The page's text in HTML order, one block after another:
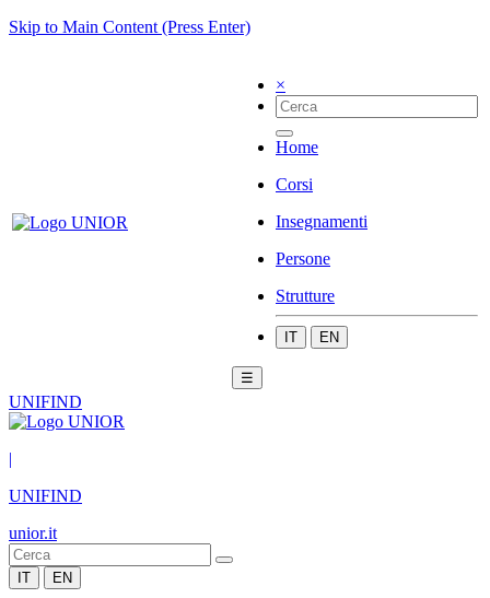
Skip to Main Content (Press Enter)
×
Home
Corsi
Insegnamenti
Persone
Strutture
IT EN
☰
UNIFIND
|
UNIFIND
unior.it
IT EN